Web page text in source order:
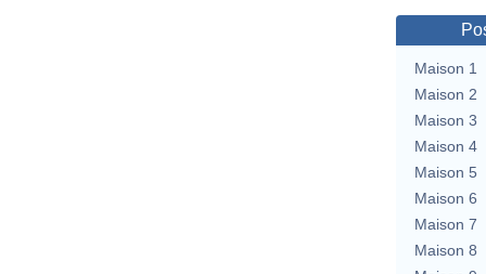
Maison 1
Maison 2
Maison 3
Maison 4
Maison 5
Maison 6
Maison 7
Maison 8